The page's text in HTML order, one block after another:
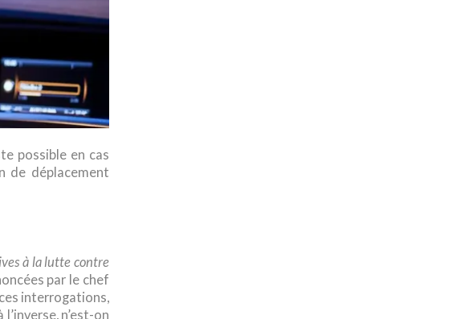
possible en cas
de déplacement
à la lutte contre
par le chef
interrogations,
n’est-on